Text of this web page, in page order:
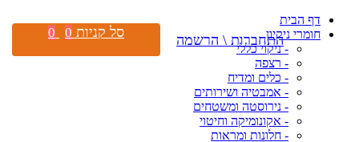
דף הבית
חומרי ניקיון
- ניקוי כללי
- רצפה
- כלים ומדיח
- אמבטיה ושירותים
- נירוסטה ומשטחים
- אקונומיקה וחיטוי
- חלונות ומראות
התחברות \ הרשמה סל קניות 0
0